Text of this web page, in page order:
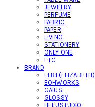
JEWELRY
PERFUME
FABRIC
PAPER
LIVING
STATIONERY
ONLY ONE
ETC
BRAND
ELBT(ELIZABETH)
EOHWORKS
GAIUS
GLOSSY
HEEUSTUDIO